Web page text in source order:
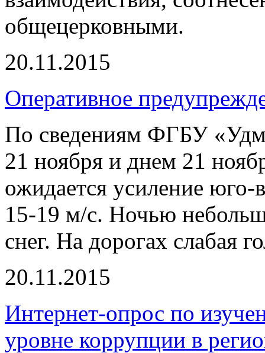
общецерковными.
20.11.2015
Оперативное
По сведениям ФГБУ
21 ноября и днем 21
ожидается усиление юго-
15-19 м/с. Ночью
снег. На дорогах слабая
20.11.2015
Интернет-опрос по
уровне коррупции в